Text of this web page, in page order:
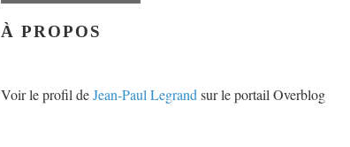
À PROPOS
Voir le profil deJean-Paul Legrand sur le portail Overblog